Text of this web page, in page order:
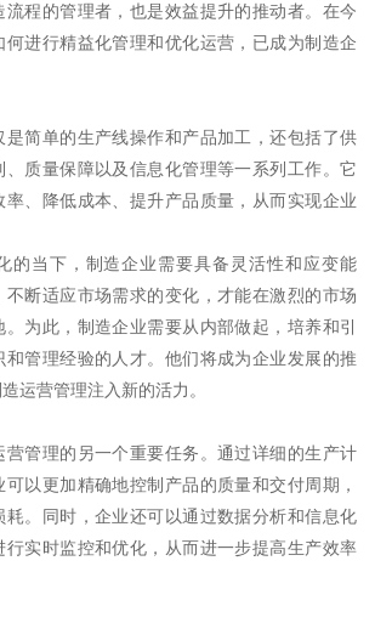
流程的管理者，也是效益提升的推动者。在今
何进行精益化管理和优化运营，已成为制造企
是简单的生产线操作和产品加工，还包括了供
、质量保障以及信息化管理等一系列工作。它
率、降低成本、提升产品质量，从而实现企业
的当下，制造企业需要具备灵活性和应变能
不断适应市场需求的变化，才能在激烈的市场
为此，制造企业需要从内部做起，培养和引
管理经验的人才。他们将成为企业发展的推
运营管理注入新的活力。
营管理的另一个重要任务。通过详细的生产计
以更加精确地控制产品的质量和交付周期，
耗。同时，企业还可以通过数据分析和信息化
行实时监控和优化，从而进一步提高生产效率